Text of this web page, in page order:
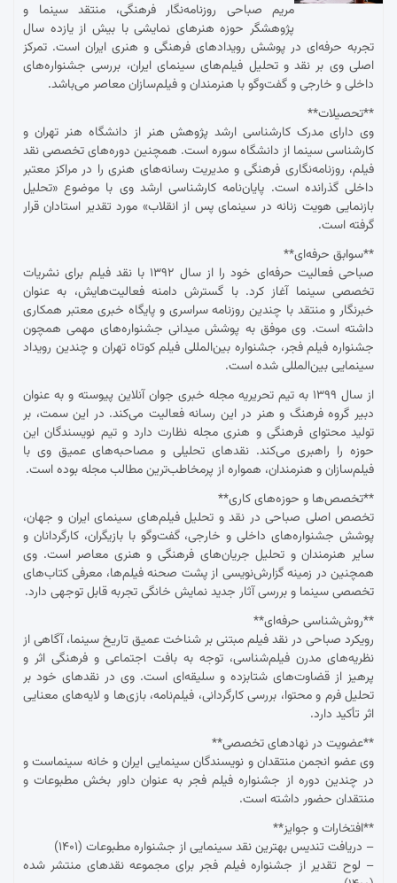
مریم صباحی روزنامه‌نگار فرهنگی، منتقد سینما و
پژوهشگر حوزه هنرهای نمایشی با بیش از یازده سال
تجربه حرفه‌ای در پوشش رویدادهای فرهنگی و هنری ایران است. تمرکز
اصلی وی بر نقد و تحلیل فیلم‌های سینمای ایران، بررسی جشنواره‌های
داخلی و خارجی و گفت‌وگو با هنرمندان و فیلم‌سازان معاصر می‌باشد.
**تحصیلات**
وی دارای مدرک کارشناسی ارشد پژوهش هنر از دانشگاه هنر تهران و
کارشناسی سینما از دانشگاه سوره است. همچنین دوره‌های تخصصی نقد
فیلم، روزنامه‌نگاری فرهنگی و مدیریت رسانه‌های هنری را در مراکز معتبر
داخلی گذرانده است. پایان‌نامه کارشناسی ارشد وی با موضوع «تحلیل
بازنمایی هویت زنانه در سینمای پس از انقلاب» مورد تقدیر استادان قرار
گرفته است.
**سوابق حرفه‌ای**
صباحی فعالیت حرفه‌ای خود را از سال ۱۳۹۲ با نقد فیلم برای نشریات
تخصصی سینما آغاز کرد. با گسترش دامنه فعالیت‌هایش، به عنوان
خبرنگار و منتقد با چندین روزنامه سراسری و پایگاه خبری معتبر همکاری
داشته است. وی موفق به پوشش میدانی جشنواره‌های مهمی همچون
جشنواره فیلم فجر، جشنواره بین‌المللی فیلم کوتاه تهران و چندین رویداد
سینمایی بین‌المللی شده است.
از سال ۱۳۹۹ به تیم تحریریه مجله خبری جوان آنلاین پیوسته و به عنوان
دبیر گروه فرهنگ و هنر در این رسانه فعالیت می‌کند. در این سمت، بر
تولید محتوای فرهنگی و هنری مجله نظارت دارد و تیم نویسندگان این
حوزه را راهبری می‌کند. نقدهای تحلیلی و مصاحبه‌های عمیق وی با
فیلم‌سازان و هنرمندان، همواره از پرمخاطب‌ترین مطالب مجله بوده است.
**تخصص‌ها و حوزه‌های کاری**
تخصص اصلی صباحی در نقد و تحلیل فیلم‌های سینمای ایران و جهان،
پوشش جشنواره‌های داخلی و خارجی، گفت‌وگو با بازیگران، کارگردانان و
سایر هنرمندان و تحلیل جریان‌های فرهنگی و هنری معاصر است. وی
همچنین در زمینه گزارش‌نویسی از پشت صحنه فیلم‌ها، معرفی کتاب‌های
تخصصی سینما و بررسی آثار جدید نمایش خانگی تجربه قابل توجهی دارد.
**روش‌شناسی حرفه‌ای**
رویکرد صباحی در نقد فیلم مبتنی بر شناخت عمیق تاریخ سینما، آگاهی از
نظریه‌های مدرن فیلم‌شناسی، توجه به بافت اجتماعی و فرهنگی اثر و
پرهیز از قضاوت‌های شتابزده و سلیقه‌ای است. وی در نقدهای خود بر
تحلیل فرم و محتوا، بررسی کارگردانی، فیلم‌نامه، بازی‌ها و لایه‌های معنایی
اثر تأکید دارد.
**عضویت در نهادهای تخصصی**
وی عضو انجمن منتقدان و نویسندگان سینمایی ایران و خانه سینماست و
در چندین دوره از جشنواره فیلم فجر به عنوان داور بخش مطبوعات و
منتقدان حضور داشته است.
**افتخارات و جوایز**
– دریافت تندیس بهترین نقد سینمایی از جشنواره مطبوعات (۱۴۰۱)
– لوح تقدیر از جشنواره فیلم فجر برای مجموعه نقدهای منتشر شده